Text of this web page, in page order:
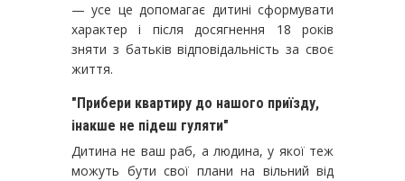
— усе це допомагає дитині сформувати
характер і після досягнення 18 років
зняти з батьків відповідальність за своє
життя.
"Прибери квартиру до нашого приїзду,
інакше не підеш гуляти"
Дитина не ваш раб, а людина, у якої теж
можуть бути свої плани на вільний від